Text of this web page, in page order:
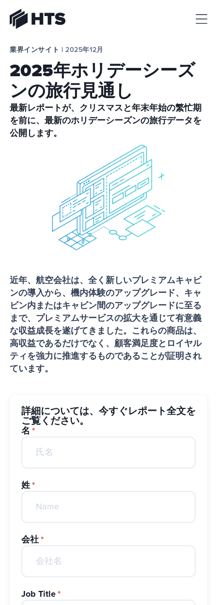
業界インサイト | 2025年12月
2025年ホリデーシーズ
ンの旅行見通し
最新レポートが、クリスマスと年末年始の繁忙期
を前に、最新のホリデーシーズンの旅行データを
公開します。
近年、航空会社は、全く新しいプレミアムキャビ
ンの導入から、機内体験のアップグレード、キャ
ビン内またはキャビン間のアップグレードに至る
まで、プレミアムサービスの拡大を通じて有意義
な収益成長を遂げてきました。これらの商品は、
高収益であるだけでなく、顧客満足度とロイヤル
ティを強力に推進するものであることが証明され
ています。
詳細については、今すぐレポート全文を
ご覧ください。
名 *
姓 *
会社 *
Job Title *